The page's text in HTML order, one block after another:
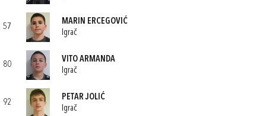
57
MARIN ERCEGOVIĆ
Igrač
80
VITO ARMANDA
Igrač
92
PETAR JOLIĆ
Igrač